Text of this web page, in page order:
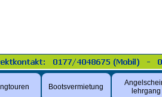
Bootsvermietung
lehrgang